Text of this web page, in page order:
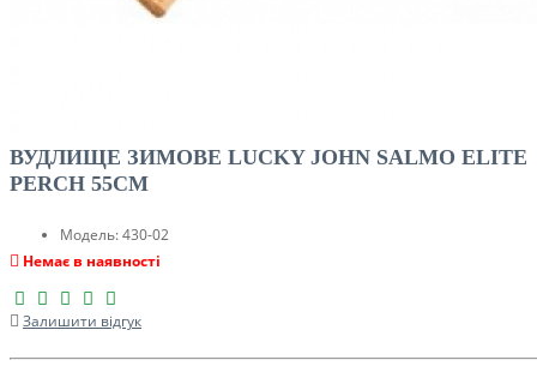
ВУДЛИЩЕ ЗИМОВЕ LUCKY JOHN SALMO ELITE
PERCH 55СМ
Модель:430-02
Немає в наявності
Залишити відгук